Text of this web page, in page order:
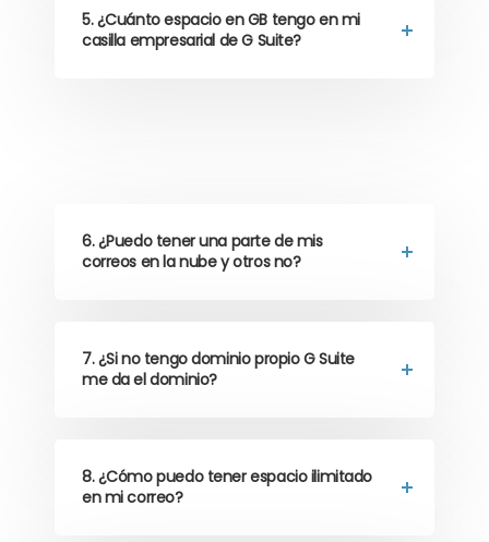
5. ¿Cuánto espacio en GB tengo en mi
casilla empresarial de G Suite?
6. ¿Puedo tener una parte de mis
correos en la nube y otros no?
7. ¿Si no tengo dominio propio G Suite
me da el dominio?
8. ¿Cómo puedo tener espacio ilimitado
en mi correo?